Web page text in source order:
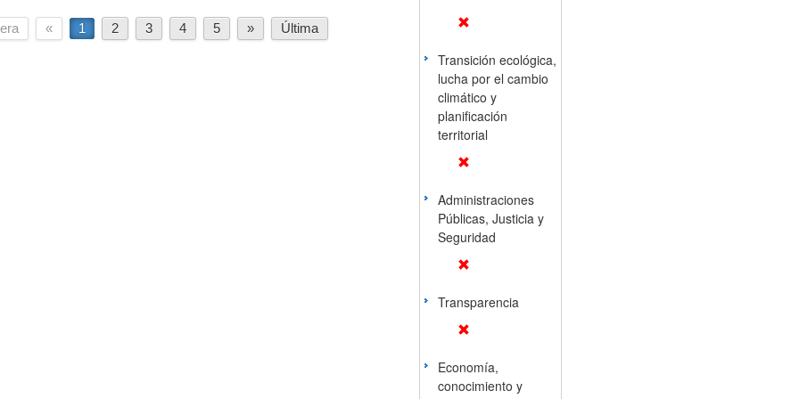
« 1 2 3 4 5 » Última
Transición ecológica,
lucha por el cambio
climático y
planificación
territorial
Administraciones
Públicas, Justicia y
Seguridad
Transparencia
Economía,
conocimiento y